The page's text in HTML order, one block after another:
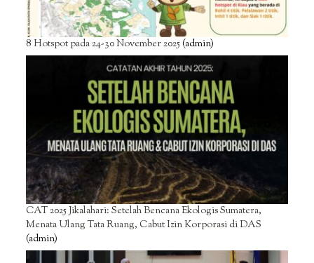
8 Hotspot pada 24-30 November 2025(admin)
CAT 2025 Jikalahari: Setelah Bencana Ekologis Sumatera,
Menata Ulang Tata Ruang, Cabut Izin Korporasi di DAS
(admin)